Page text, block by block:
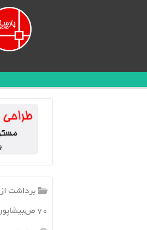
برداشت از
۷۰ ص,بيشاپور ۶۶ ص